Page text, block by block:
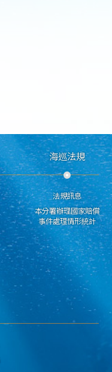
海巡法規
法規訊息
本分署辦理國家賠償
事件處理情形統計